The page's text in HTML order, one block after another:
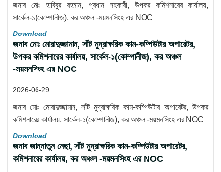
জনাব মোঃ হাবিবুর রহমান, প্রধান সহকারী, উপকর কমিশনারের কার্যালয়,
সার্কেল-১(কোম্পানীজ), কর অঞ্চল -ময়মনসিংহ এর NOC
Download
জনাব মোঃ মোরাদুজ্জামান, সাঁট মুদ্রাক্ষরিক কাম-কম্পিউটার অপারেটর,
উপকর কমিশনারের কার্যালয়, সার্কেল-১(কোম্পানীজ), কর অঞ্চল
-ময়মনসিংহ এর NOC
2026-06-29
জনাব মোঃ মোরাদুজ্জামান, সাঁট মুদ্রাক্ষরিক কাম-কম্পিউটার অপারেটর, উপকর
কমিশনারের কার্যালয়, সার্কেল-১(কোম্পানীজ), কর অঞ্চল -ময়মনসিংহ এর NOC
Download
জনাব জান্নাতুন নেছা, সাঁট মুদ্রাক্ষরিক কাম-কম্পিউটার অপারেটর,
কমিশনারের কার্যালয়, কর অঞ্চল -ময়মনসিংহ এর NOC